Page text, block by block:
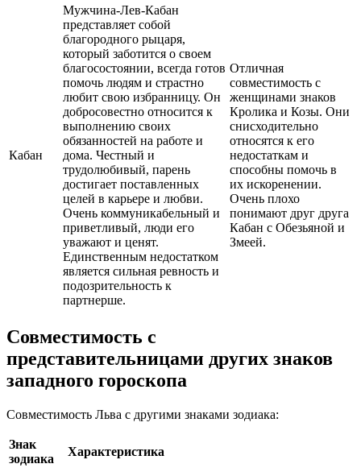
Кабан
Мужчина-Лев-Кабан
представляет собой
благородного рыцаря,
который заботится о своем
благосостоянии, всегда готов
помочь людям и страстно
любит свою избранницу. Он
добросовестно относится к
выполнению своих
обязанностей на работе и
дома. Честный и
трудолюбивый, парень
достигает поставленных
целей в карьере и любви.
Очень коммуникабельный и
приветливый, люди его
уважают и ценят.
Единственным недостатком
является сильная ревность и
подозрительность к
партнерше.
Отличная
совместимость с
женщинами знаков
Кролика и Козы. Они
снисходительно
относятся к его
недостаткам и
способны помочь в
их искоренении.
Очень плохо
понимают друг друга
Кабан с Обезьяной и
Змеей.
Совместимость с
представительницами других знаков
западного гороскопа
Совместимость Льва с другими знаками зодиака:
Знак
зодиака
Характеристика